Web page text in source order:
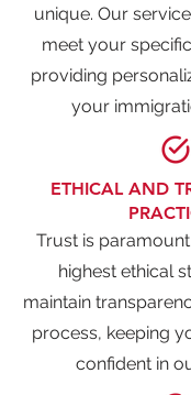
unique. Our
meet your
providing
your
ETHICAL AND
Trust is
highest ethical
maintain
process, keeping
confident in